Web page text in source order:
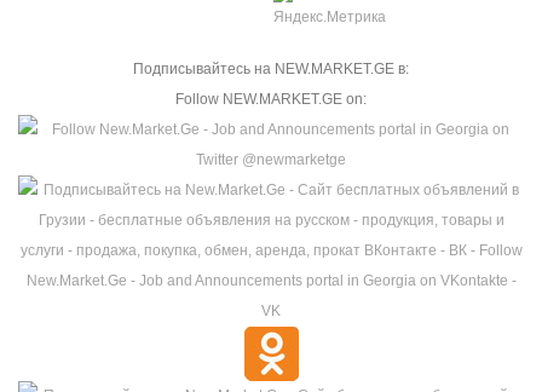
Подписывайтесь на NEW.MARKET.GE в:
Follow NEW.MARKET.GE on: